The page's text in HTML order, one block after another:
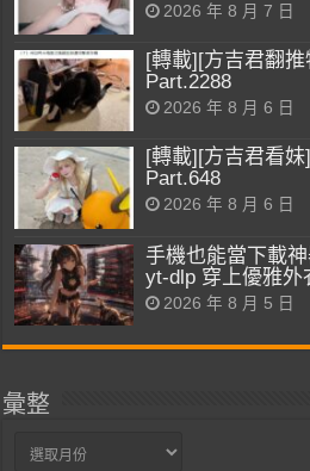
2026 年 8 月 7 日
[轉載][方吉君翻
Part.2288
2026 年 8 月 6 日
[轉載][方吉君看
Part.648
2026 年 8 月 6 日
手機也能當下載
yt-dlp 穿上優雅外
2026 年 8 月 5 日
彙整
彙